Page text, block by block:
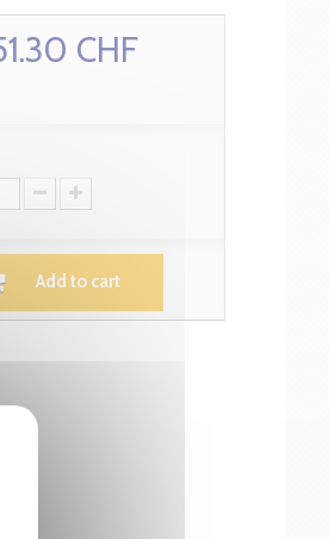
Hide cookie banner
CHF
Add to cart